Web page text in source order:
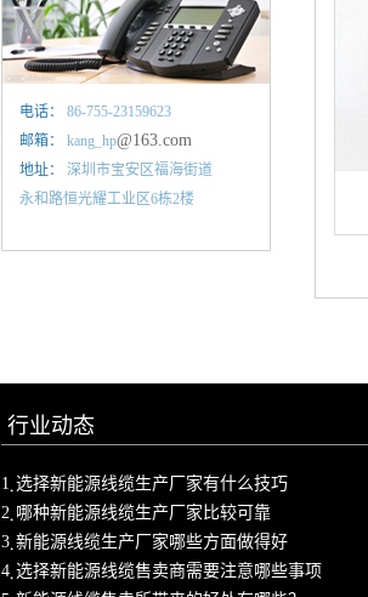
电话： 86-755-23159623
邮箱： kang_hp@163.com
地址： 深圳市宝安区福海街道
永和路恒光耀工业区6栋2楼
行业动态
1 选择新能源线缆生产厂家有什么技巧
2 哪种新能源线缆生产厂家比较可靠
3 新能源线缆生产厂家哪些方面做得好
4 选择新能源线缆售卖商需要注意哪些事项